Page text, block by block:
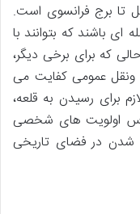
تا برج فرانسوی است.
باشند که بتوانند با
که برای برخی دیگر،
عمومی کفایت می
برای رسیدن به قلعه،
اولویت های شخصی
شدن در فضای تاریخی